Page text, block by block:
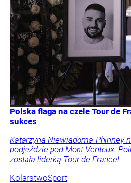
Polska flaga na czele Tour de
sukces
Katarzyna Niewiadoma-Phinney
podjeździe pod Mont Ventoux.
została liderką Tour de France!
KolarstwoSport